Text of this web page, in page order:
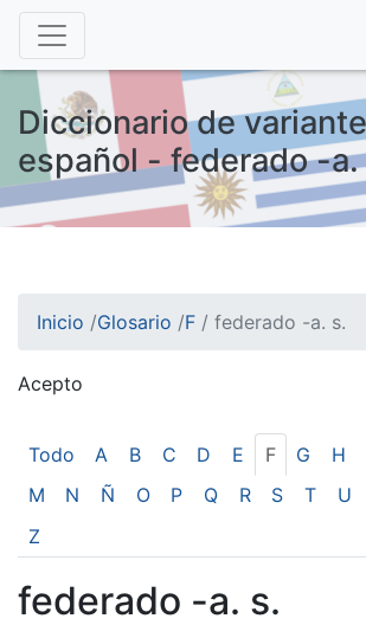
Diccionario de
español - federado -a.
Inicio /Glosario /F / federado -a. s.
Acepto
Esto nos ayuda a recolectar
Todo A B C D E F G H
M
N Ñ O P Q R S T U
Z
federado -a. s.